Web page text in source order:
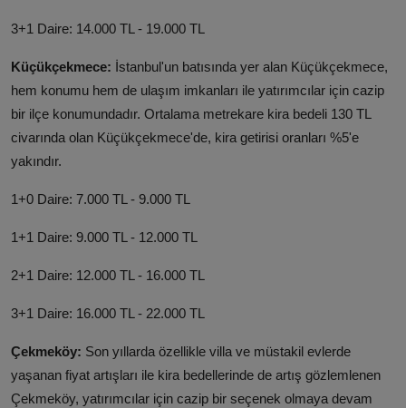
3+1 Daire: 14.000 TL - 19.000 TL
Küçükçekmece: İstanbul'un batısında yer alan Küçükçekmece,
hem konumu hem de ulaşım imkanları ile yatırımcılar için cazip
bir ilçe konumundadır. Ortalama metrekare kira bedeli 130 TL
civarında olan Küçükçekmece'de, kira getirisi oranları %5'e
yakındır.
1+0 Daire: 7.000 TL - 9.000 TL
1+1 Daire: 9.000 TL - 12.000 TL
2+1 Daire: 12.000 TL - 16.000 TL
3+1 Daire: 16.000 TL - 22.000 TL
Çekmeköy: Son yıllarda özellikle villa ve müstakil evlerde
yaşanan fiyat artışları ile kira bedellerinde de artış gözlemlenen
Çekmeköy, yatırımcılar için cazip bir seçenek olmaya devam